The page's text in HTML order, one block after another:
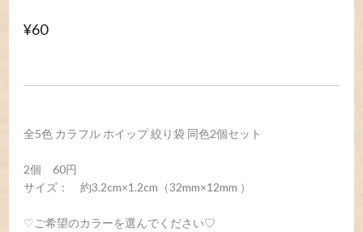
¥60
全5色 カラフル ホイップ 絞り袋 同色2個セット
2個 60円
サイズ： 約3.2cm×1.2cm（32mm×12mm ）
♡ご希望のカラーを選んでください♡